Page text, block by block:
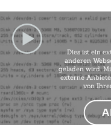
Dies ist ein
anderen
geladen wird.
externe
von